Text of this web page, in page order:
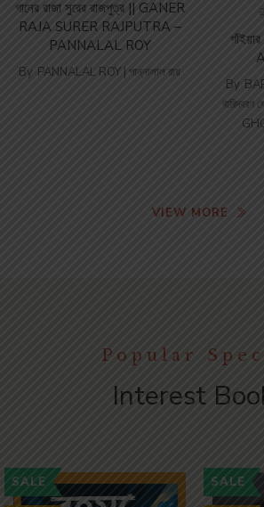
গানের রাজা সুরের রাজপুত্র || GANER
RAJA SURER RAJPUTRA –
PANNALAL ROY
By PANNALAL ROY | পান্নালাল রায়
By
বারিদবরণ
VIEW MORE
Popular
Interest
SALE SALE